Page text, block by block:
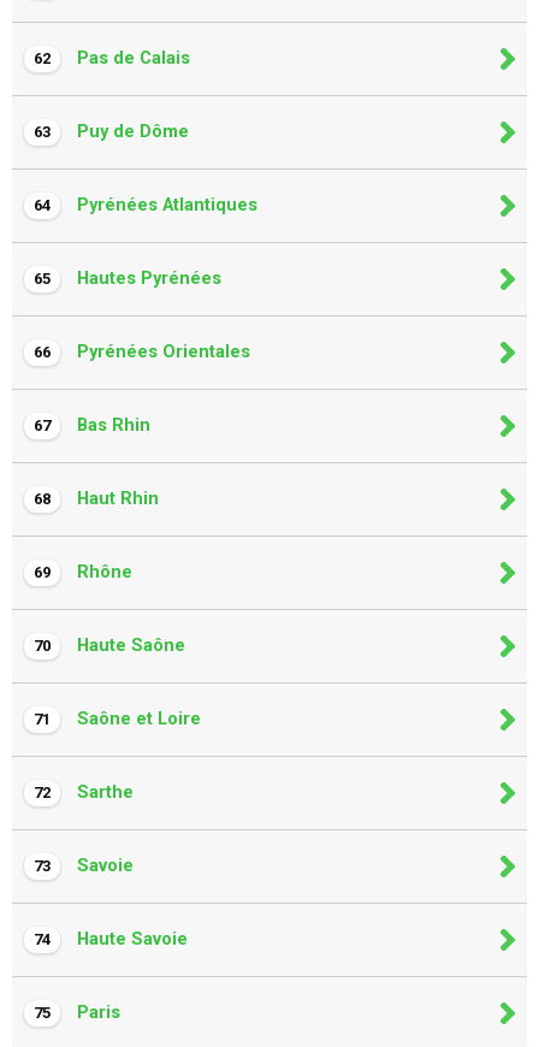
62 Pas de Calais
63 Puy de Dôme
64 Pyrénées Atlantiques
65 Hautes Pyrénées
66 Pyrénées Orientales
67 Bas Rhin
68 Haut Rhin
69 Rhône
70 Haute Saône
71 Saône et Loire
72 Sarthe
73 Savoie
74 Haute Savoie
75 Paris